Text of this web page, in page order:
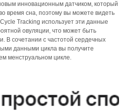
инновационным датчиком, который
время сна, поэтому вы можете видеть
Tracking использует эти данные
овуляции, что может быть
В сочетании с частотой сердечных
данными цикла вы получите
менструальном цикле.